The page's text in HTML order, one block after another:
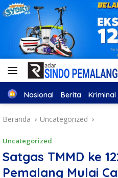
Home
Nasional Berita Kriminal
Beranda Uncategorized
Uncategorized
Satgas TMMD ke
Pemalang Mulai